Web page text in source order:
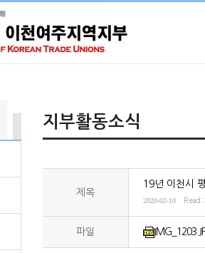
지부활동소식
제목
19년 이천시
2020-02-10 Read
파일